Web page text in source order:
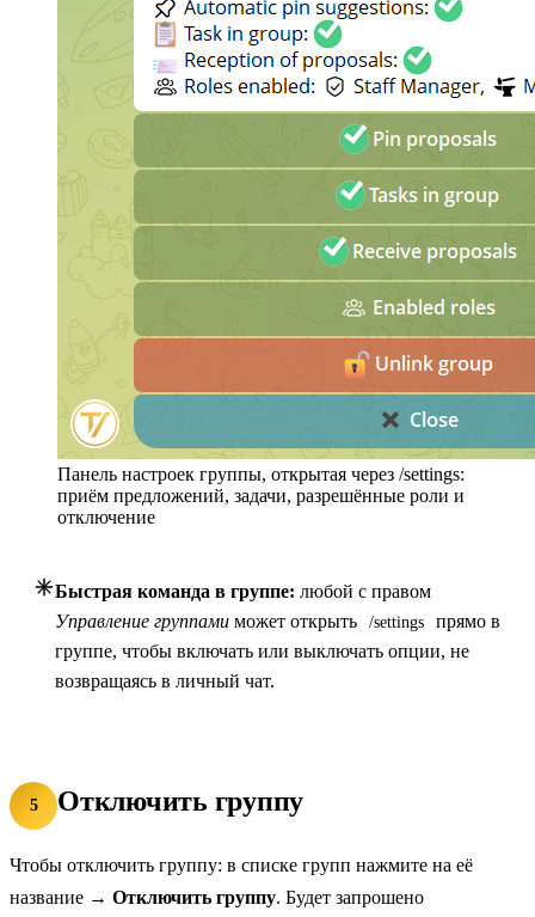
Панель настроек группы, открытая через /settings:
приём предложений, задачи, разрешённые роли и
отключение
Быстрая команда в группе: любой с правом
Управление группами может открыть /settings
прямо в
группе, чтобы включать или выключать опции, не
возвращаясь в личный чат.
5 Отключить группу
Чтобы отключить группу: в списке групп нажмите на её
название → Отключить группу. Будет запрошено